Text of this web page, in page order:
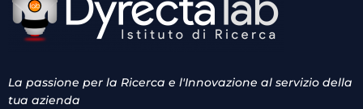
La passione per la Ricerca e l'Innovazione al servizio della
tua azienda